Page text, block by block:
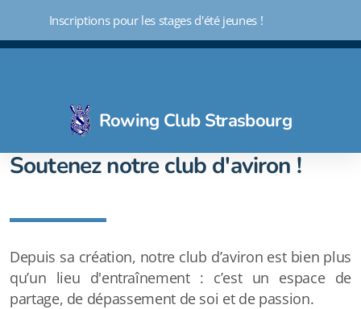
Inscriptions pour les stages d'été jeunes !
Rowing Club Strasbourg
Soutenez notre club d'aviron !
Depuis sa création, notre club d’aviron est bien plus
qu’un lieu d'entraînement : c’est un espace de
partage, de dépassement de soi et de passion.
Initiation - Découverte 3 mois
Aviron compétiteur
Ecole d'aviron